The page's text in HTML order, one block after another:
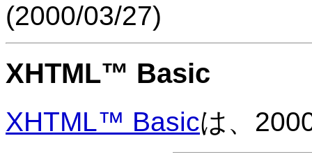
(2000/03/27)
XHTML™ Basic
XHTML™ Basicは、